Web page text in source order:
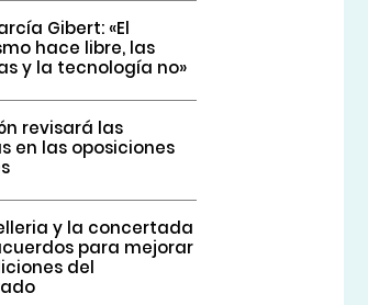
Gibert: «El
hace libre, las
y la tecnología no»
revisará las
en las oposiciones
y la concertada
para mejorar
del